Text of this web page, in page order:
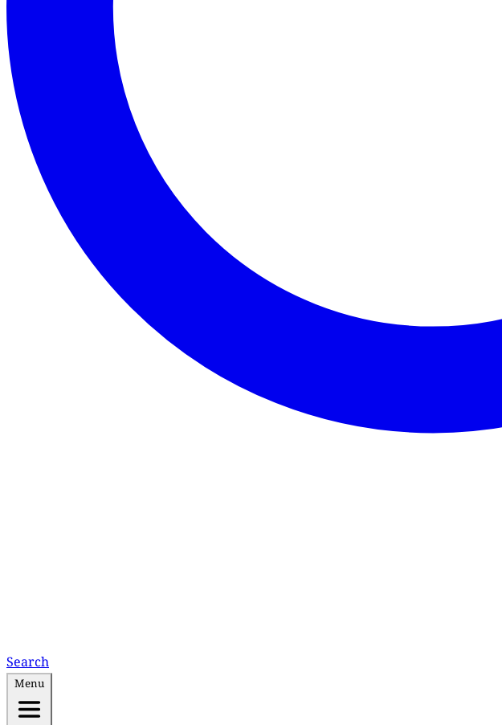
Search
Menu